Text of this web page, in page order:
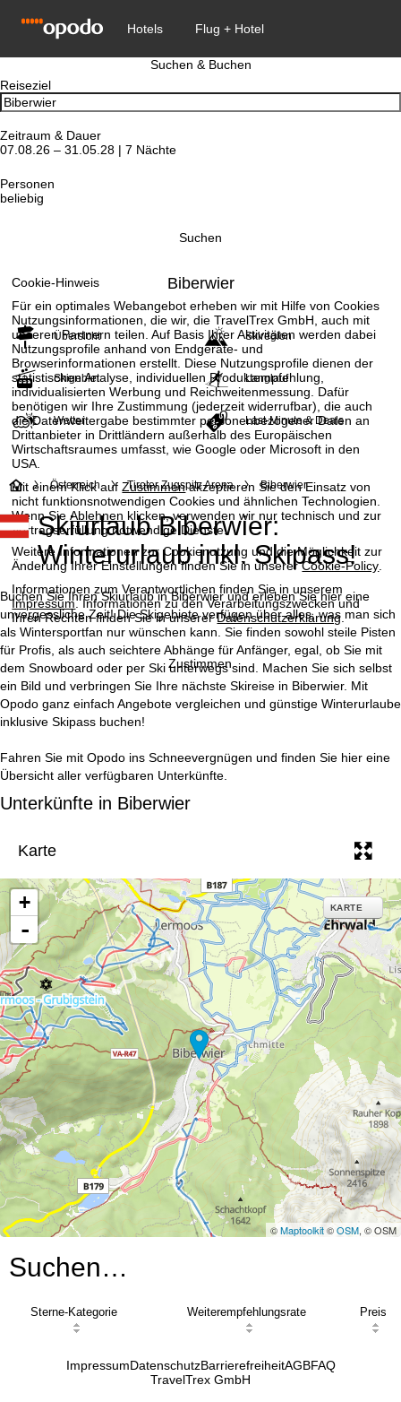
Cookie-Hinweis
Für ein optimales Webangebot erheben wir mit Hilfe von Cookies
Nutzungsinformationen, die wir, die TravelTrex GmbH, auch mit
unseren Partnern teilen. Auf Basis Ihrer Aktivitäten werden dabei
Nutzungsprofile anhand von Endgeräte- und
Browserinformationen erstellt. Diese Nutzungsprofile dienen der
statistischen Analyse, individuellen Produktempfehlung,
individualisierten Werbung und Reichweitenmessung. Dafür
benötigen wir Ihre Zustimmung (jederzeit widerrufbar), die auch
die Datenweitergabe bestimmter personenbezogener Daten an
Drittanbieter in Drittländern außerhalb des Europäischen
Wirtschaftsraumes umfasst, wie Google oder Microsoft in den
USA.
Mit einem Klick aufZustimmenakzeptieren Sie den Einsatz von
nicht funktionsnotwendigen Cookies und ähnlichen Technologien.
Wenn SieAblehnen klicken, verwenden wir nur technisch und zur
Vertragserfüllung notwendige Dienste.
Weitere Informationen zur Cookienutzung und die Möglichkeit zur
Änderung Ihrer Einstellungen finden Sie in unsererCookie-Policy.
Informationen zum Verantwortlichen finden Sie in unserem
Impressum. Informationen zu den Verarbeitungszwecken und
Ihren Rechten finden Sie in unsererDatenschutzerklärung.
Zustimmen
Suchen & Buchen
Reiseziel
Zeitraum & Dauer
07.08.26 – 31.05.28 | 7 Nächte
Personen
beliebig
Suchen
Biberwier
Übersicht Skiregion
Skigebiet Langlauf
Wetter Last-Minute & Deals
S
t
a
r
t
s
e
t
Österreich Tiroler Zugspitz Arena Biberwier
Skiurlaub Biberwier:
Winterurlaub inkl. Skipass!
Buchen Sie Ihren Skiurlaub in Biberwier und erleben Sie hier eine
unvergessliche Zeit! Die Skigebiete verfügen über alles, was man sich
als Wintersportfan nur wünschen kann. Sie finden sowohl steile Pisten
für Profis, als auch seichtere Abhänge für Anfänger, egal, ob Sie mit
dem Snowboard oder per Ski unterwegs sind. Machen Sie sich selbst
ein Bild und verbringen Sie Ihre nächste Skireise in Biberwier. Mit
Opodo ganz einfach Angebote vergleichen und günstige Winterurlaube
inklusive Skipass buchen!
Fahren Sie mit Opodo ins Schneevergnügen und finden Sie hier eine
Übersicht aller verfügbaren Unterkünfte.
Unterkünfte in Biberwier
Karte
+
-
KARTE
©Maptoolkit©OSM, © OSM
Suchen…
Sterne-Kategorie Weiterempfehlungsrate Preis
ImpressumDatenschutzBarrierefreiheitAGBFAQ
TravelTrex GmbH